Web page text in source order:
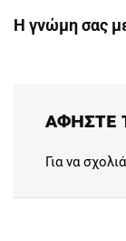
Η γνώμη σας
ΑΦΉΣΤΕ
Για να